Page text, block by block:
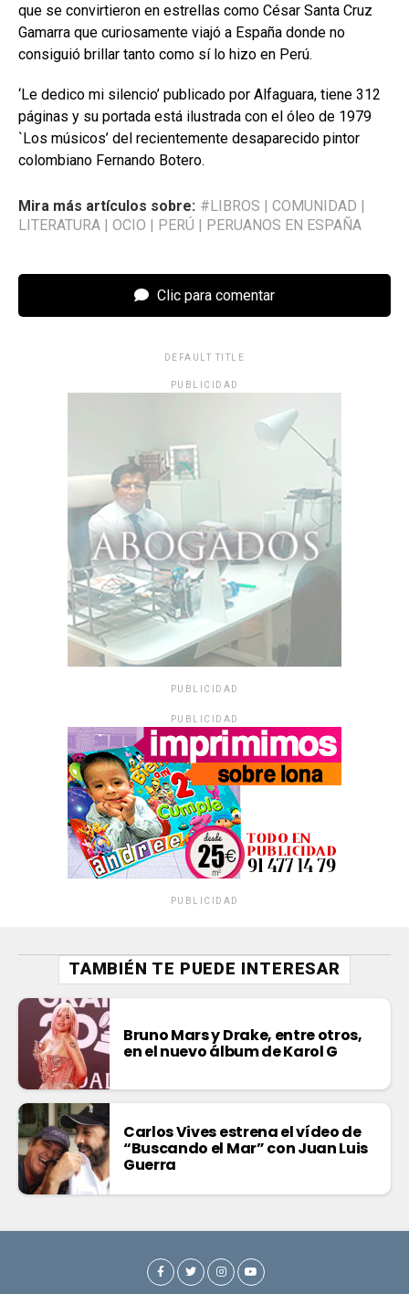
que se convirtieron en estrellas como César Santa Cruz
Gamarra que curiosamente viajó a España donde no
consiguió brillar tanto como sí lo hizo en Perú.
‘Le dedico mi silencio’ publicado por Alfaguara, tiene 312
páginas y su portada está ilustrada con el óleo de 1979
`Los músicos’ del recientemente desaparecido pintor
colombiano Fernando Botero.
Mira más artículos sobre: #LIBROS | COMUNIDAD |
LITERATURA | OCIO | PERÚ | PERUANOS EN ESPAÑA
Clic para comentar
DEFAULT TITLE
PUBLICIDAD
PUBLICIDAD
PUBLICIDAD
PUBLICIDAD
TAMBIÉN TE PUEDE INTERESAR
Bruno Mars y Drake, entre otros,
en el nuevo álbum de Karol G
Carlos Vives estrena el vídeo de
“Buscando el Mar” con Juan Luis
Guerra